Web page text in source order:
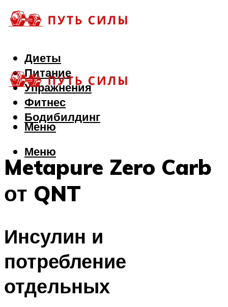
Диеты
Питание
Упражнения
Фитнес
Бодибилдинг
Меню
Меню
Metapure Zero Carb
от QNT
Инсулин и
потребление
отдельных